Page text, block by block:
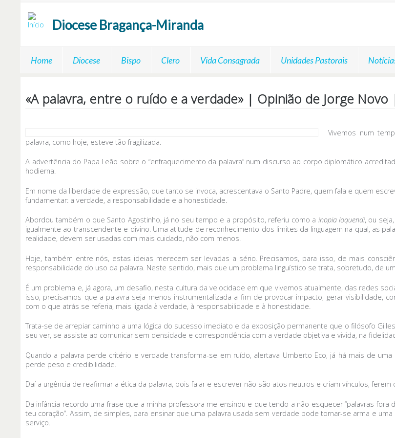
Diocese Bragança-Miranda
Home Diocese Bispo Clero Vida Consagrada Unidades Pastorais
«A palavra, entre o ruído e a verdade» | Opinião de Jorge
Vivemos num
palavra, como hoje, esteve tão fragilizada.
A advertência do Papa Leão sobre o “enfraquecimento da palavra” num discurso ao corpo diplomático
hodierna.
Em nome da liberdade de expressão, que tanto se invoca, acrescentava o Santo Padre, quem fala e quem
fundamentar: a verdade, a responsabilidade e a honestidade.
Abordou também o que Santo Agostinho, já no seu tempo e a propósito, referiu como a inopia loquendi, ou
igualmente ao transcendente e divino. Uma atitude de reconhecimento dos limites da linguagem na qual, as
realidade, devem ser usadas com mais cuidado, não com menos.
Hoje, também entre nós, estas ideias merecem ser levadas a sério. Precisamos, para isso, de mais
responsabilidade do uso da palavra. Neste sentido, mais que um problema linguístico se trata, sobretudo, de
É um problema e, já agora, um desafio, nesta cultura da velocidade em que vivemos atualmente, das redes
isso, precisamos que a palavra seja menos instrumentalizada a fim de provocar impacto, gerar visibilidade,
com o que atrás se referia, mais ligada à verdade, à responsabilidade e à honestidade.
Trata-se de arrepiar caminho a uma lógica do sucesso imediato e da exposição permanente que o filósofo
seu ver, se assiste ao comunicar sem densidade e correspondência com a verdade objetiva e vivida, na
Quando a palavra perde critério e verdade transforma-se em ruído, alertava Umberto Eco, já há mais de
perde peso e credibilidade.
Daí a urgência de reafirmar a ética da palavra, pois falar e escrever não são atos neutros e criam vínculos,
Da infância recordo uma frase que a minha professora me ensinou e que tendo a não esquecer “palavras
teu coração”. Assim, de simples, para ensinar que uma palavra usada sem verdade pode tornar-se arma e
serviço.